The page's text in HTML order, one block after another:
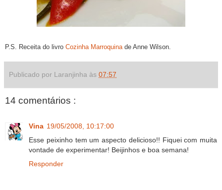
P.S. Receita do livro Cozinha Marroquina de Anne Wilson.
Publicado por Laranjinha às 07:57
14 comentários :
Vina 19/05/2008, 10:17:00
Esse peixinho tem um aspecto delicioso!! Fiquei com muita
vontade de experimentar! Beijinhos e boa semana!
Responder